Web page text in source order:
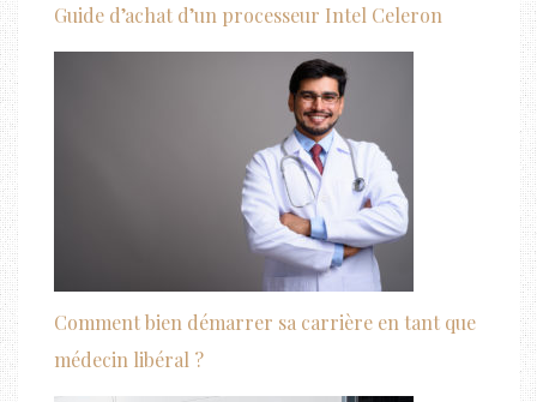
Guide d’achat d’un processeur Intel Celeron
Comment bien démarrer sa carrière en tant que
médecin libéral ?